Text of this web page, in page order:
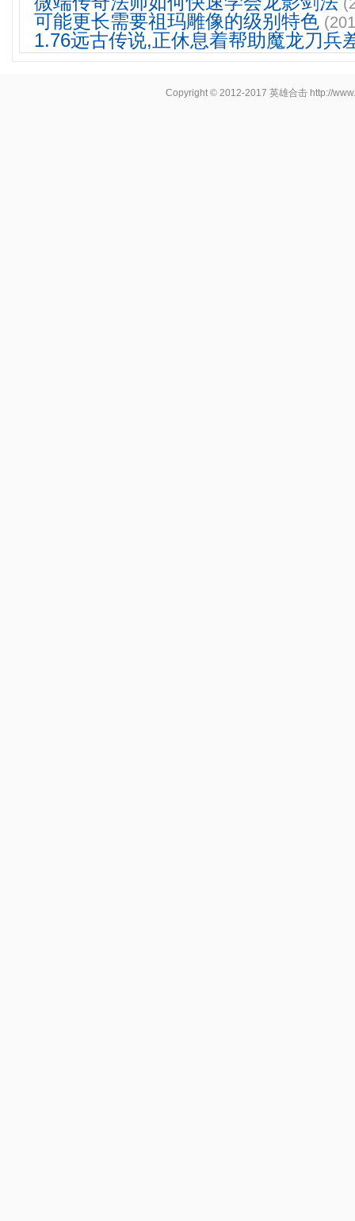
可能更长需要祖玛雕像的级别特色
1.76远古传说,正休息着帮助魔龙刀兵
Copyright © 2012-2017 英雄合击 http://